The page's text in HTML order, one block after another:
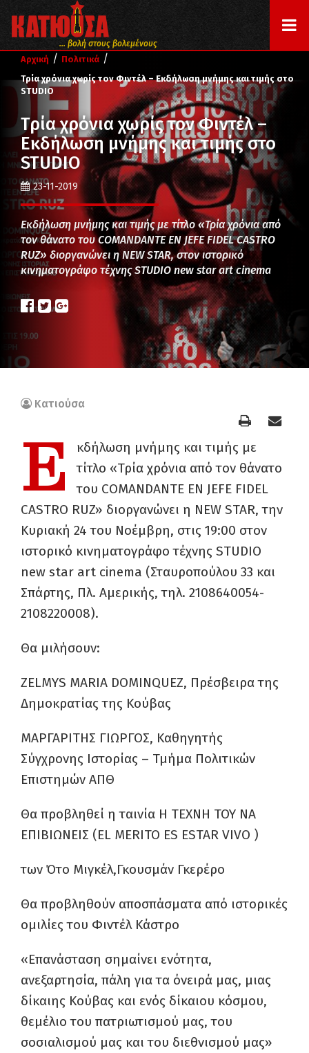
... βολή στους βολεμένους
Αρχική / Πολιτικά /
Τρία χρόνια χωρίς τον Φιντέλ – Εκδήλωση μνήμης και τιμής στο
STUDIO
Τρία χρόνια χωρίς τον Φιντέλ –
Εκδήλωση μνήμης και τιμής στο
STUDIO
23-11-2019
Εκδήλωση μνήμης και τιμής με τίτλο «Τρία χρόνια από
τον θάνατο του COMANDANTE EN JEFE FIDEL CASTRO
RUZ» διοργανώνει η NEW STAR, στον ιστορικό
κινηματογράφο τέχνης STUDIO new star art cinema
Κατιούσα
Ε
κδήλωση μνήμης και τιμής με
τίτλο «Τρία χρόνια από τον θάνατο
του COMANDANTE EN JEFE FIDEL
CASTRO RUZ» διοργανώνει η NEW STAR, την
Κυριακή 24 του Νοέμβρη, στις 19:00 στον
ιστορικό κινηματογράφο τέχνης STUDIO
new star art cinema (Σταυροπούλου 33 και
Σπάρτης, Πλ. Αμερικής, τηλ. 2108640054-
2108220008).
Θα μιλήσουν:
ZELMYS MARIA DOMINQUEZ, Πρέσβειρα της
Δημοκρατίας της Κούβας
ΜΑΡΓΑΡΙΤΗΣ ΓΙΩΡΓΟΣ, Καθηγητής
Σύγχρονης Ιστορίας – Τμήμα Πολιτικών
Επιστημών ΑΠΘ
Θα προβληθεί η ταινία H TEXNH TOY NA
EΠΙΒΙΩΝΕΙΣ (EL MERITO ES ESTAR VIVO )
των Ότο Μιγκέλ,Γκουσμάν Γκερέρο
Θα προβληθούν αποσπάσματα από ιστορικές
ομιλίες του Φιντέλ Κάστρο
«Επανάσταση σημαίνει ενότητα,
ανεξαρτησία, πάλη για τα όνειρά μας, μιας
δίκαιης Κούβας και ενός δίκαιου κόσμου,
θεμέλιο του πατριωτισμού μας, του
σοσιαλισμού μας και του διεθνισμού μας»